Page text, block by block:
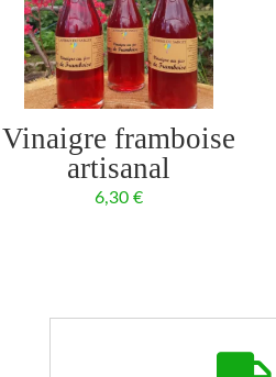
Vinaigre framboise
artisanal
6,30 €